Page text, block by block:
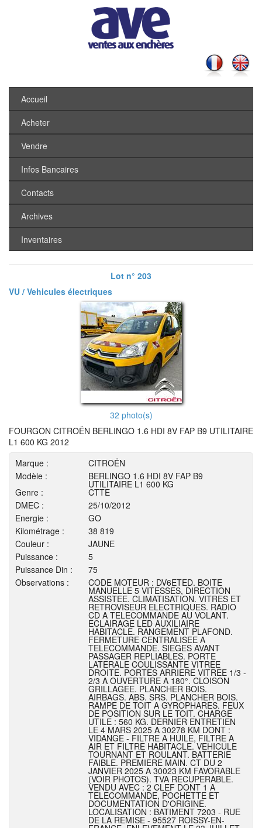
Accueil
Acheter
Vendre
Infos Bancaires
Contacts
Archives
Inventaires
Lot n° 203
VU / Vehicules électriques
32 photo(s)
FOURGON CITROËN BERLINGO 1.6 HDI 8V FAP B9 UTILITAIRE
L1 600 KG 2012
Marque :
CITROËN
Modèle :
BERLINGO 1.6 HDI 8V FAP B9
UTILITAIRE L1 600 KG
Genre :
CTTE
DMEC :
25/10/2012
Energie :
GO
Kilométrage :
38 819
Couleur :
JAUNE
Puissance :
5
Puissance Din :
75
Observations :
CODE MOTEUR : DV6ETED. BOITE
MANUELLE 5 VITESSES, DIRECTION
ASSISTEE. CLIMATISATION. VITRES ET
RETROVISEUR ELECTRIQUES. RADIO
CD A TELECOMMANDE AU VOLANT.
ECLAIRAGE LED AUXILIAIRE
HABITACLE. RANGEMENT PLAFOND.
FERMETURE CENTRALISEE A
TELECOMMANDE. SIEGES AVANT
PASSAGER REPLIABLES. PORTE
LATERALE COULISSANTE VITREE
DROITE. PORTES ARRIERE VITREE 1/3 -
2/3 A OUVERTURE A 180°. CLOISON
GRILLAGEE. PLANCHER BOIS.
AIRBAGS. ABS. SRS. PLANCHER BOIS.
RAMPE DE TOIT A GYROPHARES. FEUX
DE POSITION SUR LE TOIT. CHARGE
UTILE : 560 KG. DERNIER ENTRETIEN
LE 4 MARS 2025 A 30278 KM DONT :
VIDANGE - FILTRE A HUILE, FILTRE A
AIR ET FILTRE HABITACLE. VEHICULE
TOURNANT ET ROULANT. BATTERIE
FAIBLE. PREMIERE MAIN. CT DU 2
JANVIER 2025 A 30023 KM FAVORABLE
(VOIR PHOTOS). TVA RECUPERABLE.
VENDU AVEC : 2 CLEF DONT 1 A
TELECOMMANDE, POCHETTE ET
DOCUMENTATION D'ORIGINE.
LOCALISATION : BATIMENT 7203 - RUE
DE LA REMISE - 95527 ROISSY-EN-